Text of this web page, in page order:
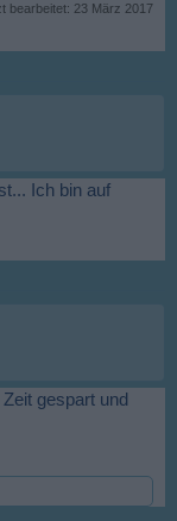
bearbeitet: 23 März 2017
Ich bin auf
gespart und